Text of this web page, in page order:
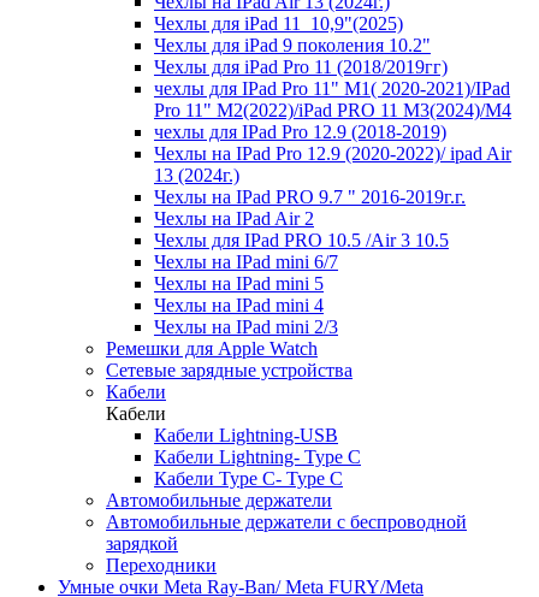
Чехлы для iPad 11_10,9"(2025)
Чехлы для iPad 9 поколения 10.2"
Чехлы для iPad Pro 11 (2018/2019гг)
чехлы для IPad Pro 11" М1( 2020-2021)/IPad
Pro 11" М2(2022)/iPad PRO 11 M3(2024)/M4
чехлы для IPad Pro 12.9 (2018-2019)
Чехлы на IPad Pro 12.9 (2020-2022)/ ipad Air
13 (2024г.)
Чехлы на IPad PRO 9.7 " 2016-2019г.г.
Чехлы на IPad Air 2
Чехлы для IPad PRO 10.5 /Air 3 10.5
Чехлы на IPad mini 6/7
Чехлы на IPad mini 5
Чехлы на IPad mini 4
Чехлы на IPad mini 2/3
Ремешки для Apple Watch
Сетевые зарядные устройства
Кабели
Кабели
Кабели Lightning-USB
Кабели Lightning- Type C
Кабели Type C- Type C
Автомобильные держатели
Автомобильные держатели с беспроводной
зарядкой
Переходники
Умные очки Meta Ray-Ban/ Meta FURY/Meta